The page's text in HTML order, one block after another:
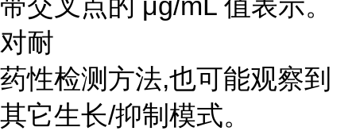
对耐
药性检测方法,也可能观察到
其它生长/抑制模式。